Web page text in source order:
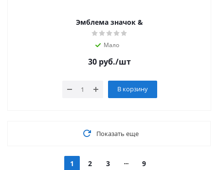
Эмблема значок &
Мало
30 руб./шт
В корзину
Показать еще
1 2 3 9